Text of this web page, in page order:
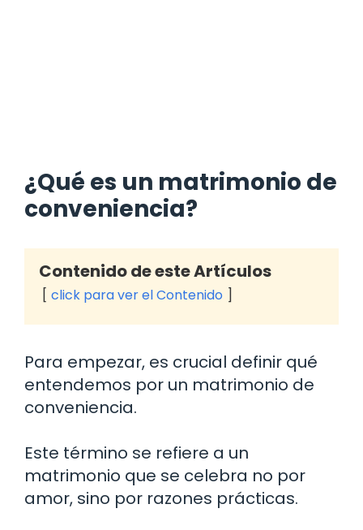
¿Qué es un matrimonio de
conveniencia?
Contenido de este Artículos
click para ver el Contenido
Para empezar, es crucial definir qué
entendemos por un matrimonio de
conveniencia.
Este término se refiere a un
matrimonio que se celebra no por
amor, sino por razones prácticas.